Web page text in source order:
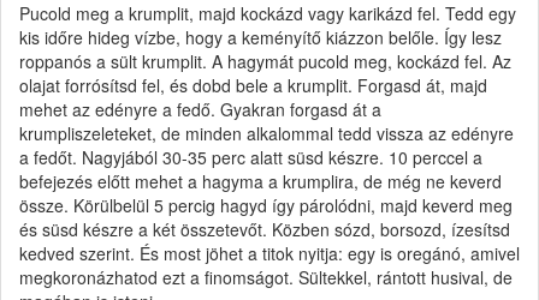
Pucold meg a krumplit, majd kockázd vagy karikázd fel. Tedd egy
kis időre hideg vízbe, hogy a keményítő kiázzon belőle. Így lesz
roppanós a sült krumplit. A hagymát pucold meg, kockázd fel. Az
olajat forrósítsd fel, és dobd bele a krumplit. Forgasd át, majd
mehet az edényre a fedő. Gyakran forgasd át a
krumpliszeleteket, de minden alkalommal tedd vissza az edényre
a fedőt. Nagyjából 30-35 perc alatt süsd készre. 10 perccel a
befejezés előtt mehet a hagyma a krumplira, de még ne keverd
össze. Körülbelül 5 percig hagyd így párolódni, majd keverd meg
és süsd készre a két összetevőt. Közben sózd, borsozd, ízesítsd
kedved szerint. És most jöhet a titok nyitja: egy is oregánó, amivel
megkoronázhatod ezt a finomságot. Sültekkel, rántott husival, de